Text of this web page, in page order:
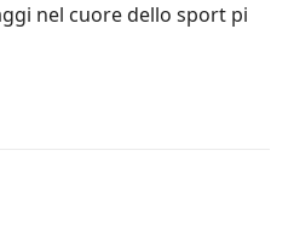
nel cuore dello sport pi